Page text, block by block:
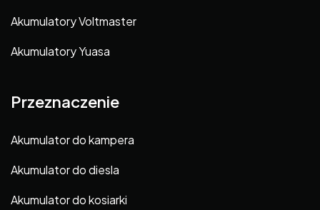
Akumulatory Voltmaster
Akumulatory Yuasa
Przeznaczenie
Akumulator do kampera
Akumulator do diesla
Akumulator do kosiarki